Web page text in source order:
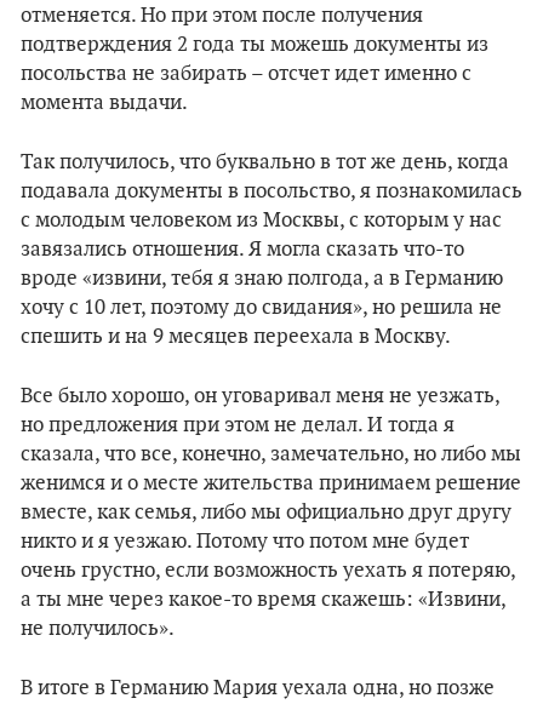
отменяется. Но при этом после получения
подтверждения 2 года ты можешь документы из
посольства не забирать – отсчет идет именно с
момента выдачи.
Так получилось, что буквально в тот же день, когда
подавала документы в посольство, я познакомилась
с молодым человеком из Москвы, с которым у нас
завязались отношения. Я могла сказать что-то
вроде «извини, тебя я знаю полгода, а в Германию
хочу с 10 лет, поэтому до свидания», но решила не
спешить и на 9 месяцев переехала в Москву.
Все было хорошо, он уговаривал меня не уезжать,
но предложения при этом не делал. И тогда я
сказала, что все, конечно, замечательно, но либо мы
женимся и о месте жительства принимаем решение
вместе, как семья, либо мы официально друг другу
никто и я уезжаю. Потому что потом мне будет
очень грустно, если возможность уехать я потеряю,
а ты мне через какое-то время скажешь: «Извини,
не получилось».
В итоге в Германию Мария уехала одна, но позже